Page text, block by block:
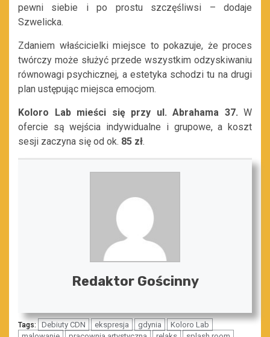
pewni siebie i po prostu szczęśliwsi – dodaje
Szwelicka.
Zdaniem właścicielki miejsce to pokazuje, że proces
twórczy może służyć przede wszystkim odzyskiwaniu
równowagi psychicznej, a estetyka schodzi tu na drugi
plan ustępując miejsca emocjom.
Koloro Lab mieści się przy ul. Abrahama 37. W
ofercie są wejścia indywidualne i grupowe, a koszt
sesji zaczyna się od ok. 85 zł.
Redaktor Gościnny
Tags: Debiuty CDN ekspresja gdynia
Koloro Lab